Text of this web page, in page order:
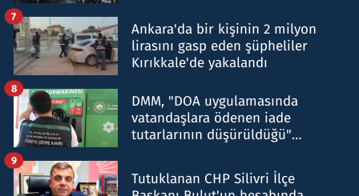
Ankara'da bir kişinin 2 milyon
lirasını gasp eden şüpheliler
Kırıkkale'de yakalandı
7
DMM, "DOA uygulamasında
vatandaşlara ödenen iade
tutarlarının düşürüldüğü"
8
Tutuklanan CHP Silivri İlçe
9